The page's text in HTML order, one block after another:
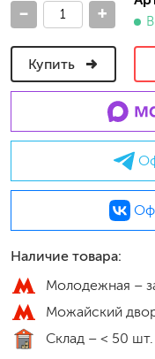
- +
Купить
Наличие товара:
Молодежная –
Можайский
Склад – < 50 шт.